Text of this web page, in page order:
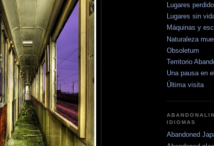
Lugares
Lugares sin
Máquinas y
Naturaleza
Obsoletum
Territorio
Una pausa en
Última visita
IDIOMAS
Abandoned